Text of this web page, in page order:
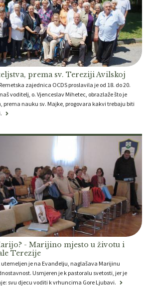
prema sv. Tereziji Avilskoj
zajednica OCDS proslavila je od 18. do 20.
voditelj, o. Vjenceslav Mihetec, obrazlaže što je
prema nauku sv. Majke, progovara kakvi trebaju biti
- Marijino mjesto u životu i
Terezije
je na Evanđelju, naglašava Marijinu
Usmjeren je k pastoralu svetosti, jer je
svu djecu voditi k vrhuncima Gore Ljubavi.